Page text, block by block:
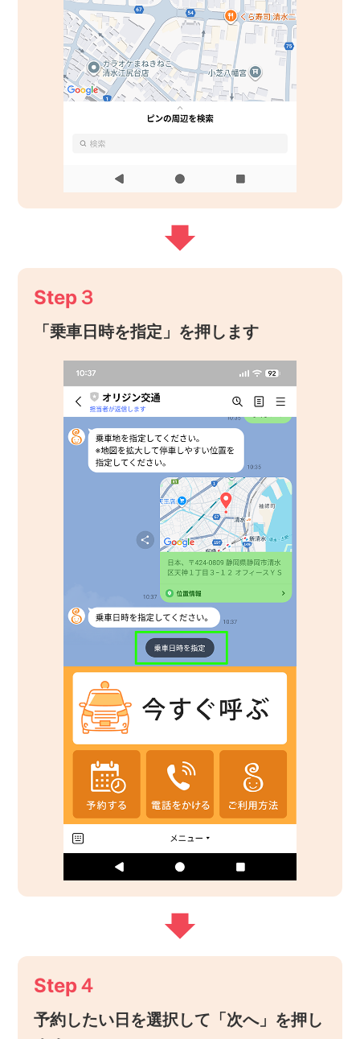
Step３
「乗車日時を指定」を押します
Step４
予約したい日を選択して「次へ」を押し